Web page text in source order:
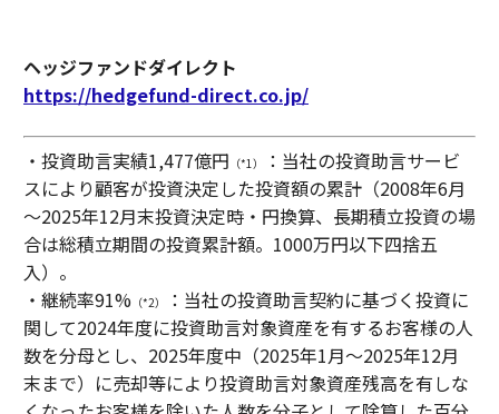
ヘッジファンドダイレクト
https://hedgefund-direct.co.jp/
・投資助言実績1,477億円 （*1）
：当社の投資助言サービ
スにより顧客が投資決定した投資額の累計（2008年6月
～2025年12月末投資決定時・円換算、長期積立投資の場
合は総積立期間の投資累計額。1000万円以下四捨五
入）。
・継続率91% （*2）
：当社の投資助言契約に基づく投資に
関して2024年度に投資助言対象資産を有するお客様の人
数を分母とし、2025年度中（2025年1月～2025年12月
末まで）に売却等により投資助言対象資産残高を有しな